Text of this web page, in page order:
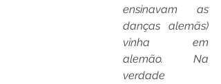
ensinavam as
danças alemãs)
vinha em
alemão. Na
verdade